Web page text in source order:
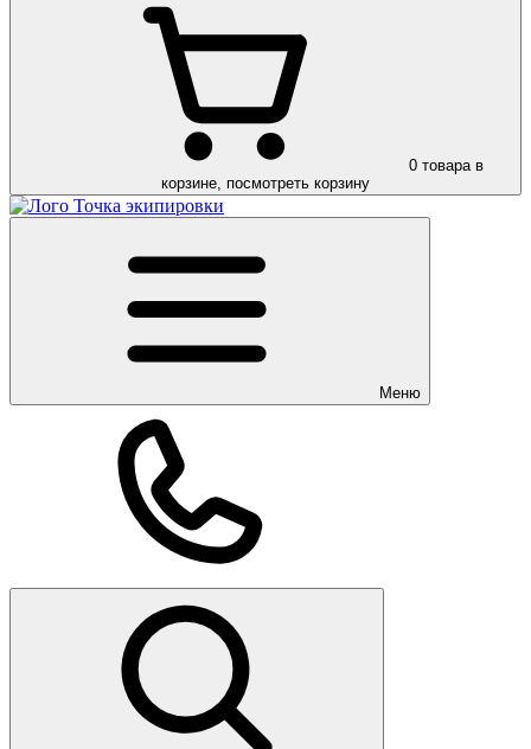
0 товара в
корзине, посмотреть корзину
Меню